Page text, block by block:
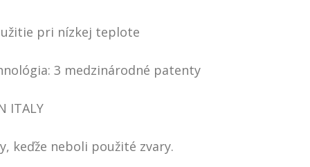
pri nízkej teplote
3 medzinárodné patenty
ITALY
keďže neboli použité zvary.